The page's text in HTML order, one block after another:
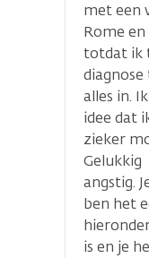
met een
Rome
totdat ik
alles in.
idee dat
zieker
Gelukkig
angstig.
ben het
is en je